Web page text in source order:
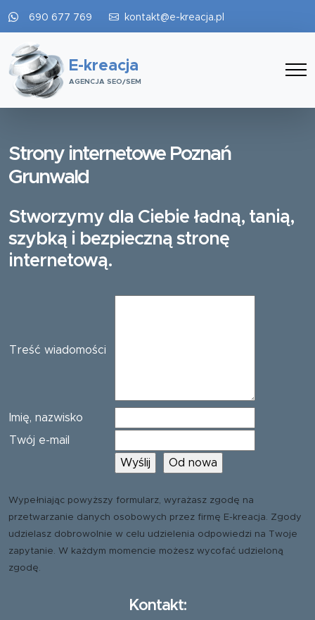
690 677 769 kontakt@e-kreacja.pl
E-kreacja
AGENCJA SEO/SEM
Strony internetowe Poznań
Grunwald
Stworzymy dla Ciebie ładną, tanią,
szybką i bezpieczną stronę
internetową.
Treść wiadomości
Imię, nazwisko
Twój e-mail
Wypełniając powyższy formularz, wyrażasz zgodę na
przetwarzanie danych osobowych przez firmę E-kreacja. Zgody
udzielasz dobrowolnie w celu udzielenia odpowiedzi na Twoje
zapytanie. W każdym momencie możesz wycofać udzieloną
zgodę.
Kontakt: